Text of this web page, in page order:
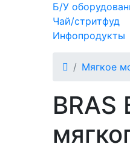
Б/У
Чай/стритфуд
Инфопродукты
Мягкое
BRAS